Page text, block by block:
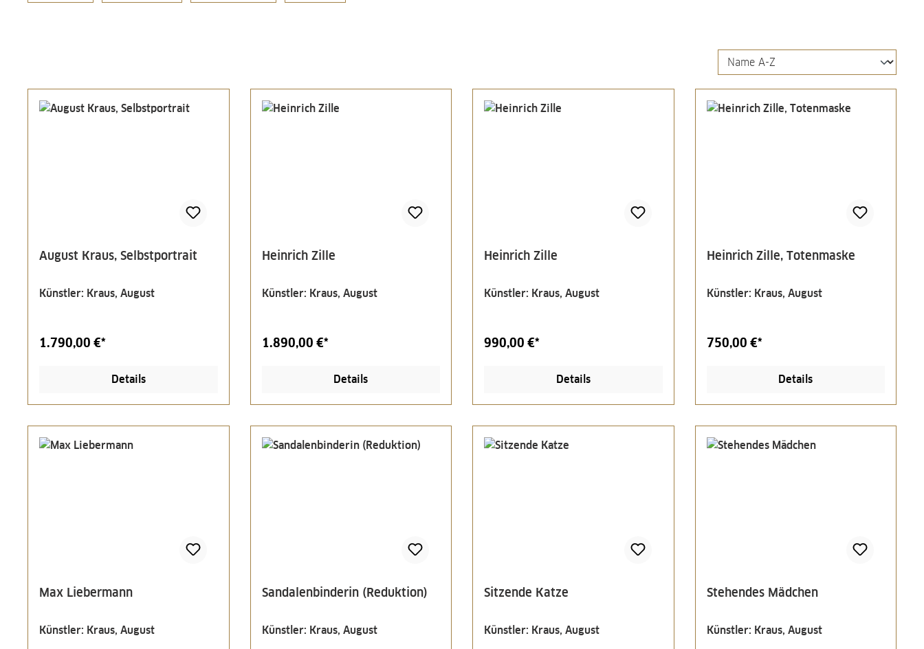
August Kraus, Selbstportrait
Künstler: Kraus, August
1.790,00 €*
Details
Heinrich Zille
Künstler: Kraus, August
1.890,00 €*
Details
Heinrich Zille
Künstler: Kraus, August
990,00 €*
Details
Heinrich Zille, Totenmaske
Künstler: Kraus, August
750,00 €*
Details
Max Liebermann
Künstler: Kraus, August
Sandalenbinderin (Reduktion)
Künstler: Kraus, August
Sitzende Katze
Künstler: Kraus, August
Stehendes Mädchen
Künstler: Kraus, August